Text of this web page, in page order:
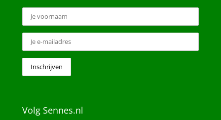
Volg Sennes.nl